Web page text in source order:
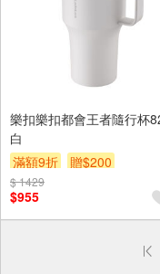
樂扣樂扣都會王者隨行杯
白
滿額9折
贈$200
$ 1429
$955
偏遠地